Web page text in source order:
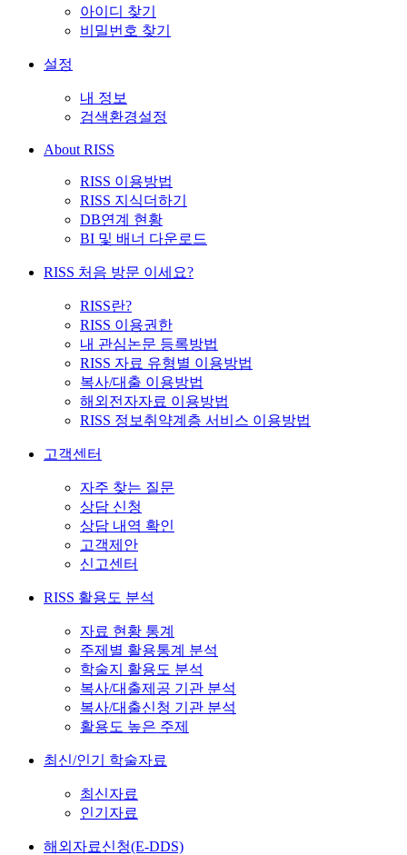
아이디 찾기
비밀번호 찾기
설정
내 정보
검색환경설정
About RISS
RISS 이용방법
RISS 지식더하기
DB연계 현황
BI 및 배너 다운로드
RISS 처음 방문 이세요?
RISS란?
RISS 이용권한
내 관심논문 등록방법
RISS 자료 유형별 이용방법
복사/대출 이용방법
해외전자자료 이용방법
RISS 정보취약계층 서비스 이용방법
고객센터
자주 찾는 질문
상담 신청
상담 내역 확인
고객제안
신고센터
RISS 활용도 분석
자료 현황 통계
주제별 활용통계 분석
학술지 활용도 분석
복사/대출제공 기관 분석
복사/대출신청 기관 분석
활용도 높은 주제
최신/인기 학술자료
최신자료
인기자료
해외자료신청(E-DDS)